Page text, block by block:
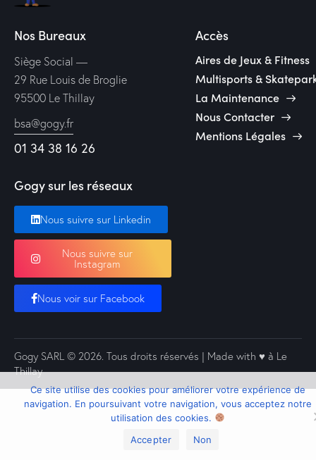
Nos Bureaux
Siège Social —
29 Rue Louis de Broglie
95500 Le Thillay
bsa@gogy.fr
01 34 38 16 26
Accès
Aires de Jeux & Fitness
Multisports &
La Maintenance
Nous Contacter
Mentions Légales
Gogy sur les réseaux
Nous suivre sur Linkedin
Nous suivre sur
Instagram
Nous voir sur Facebook
Gogy SARL © 2026. Tous droits réservés | Made with ♥️ à Le
Thillay
Ce site utilise des cookies pour améliorer votre expérience de
navigation. En poursuivant votre navigation, vous acceptez notre
utilisation des cookies.
Accepter
Non